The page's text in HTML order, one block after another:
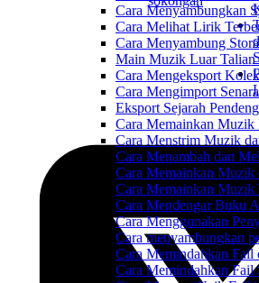
Cara Menyambungkan
Cara Melihat Lirik
Cara Menyambung
Main Muzik Luar Talian
Cara Mengeksport
Cara Mengimport
Eksport Sejarah
Cara Memainkan Muzik
Cara Menstrim Muzik
Cara Menambah dan
Cara Memainkan Muzik
Cara Memainkan Muzik
Cara Mendengar Buku
Cara Menggunakan
Cara menyambungkan
Cara Memindahkan Fail
Cara Memindahkan Fail